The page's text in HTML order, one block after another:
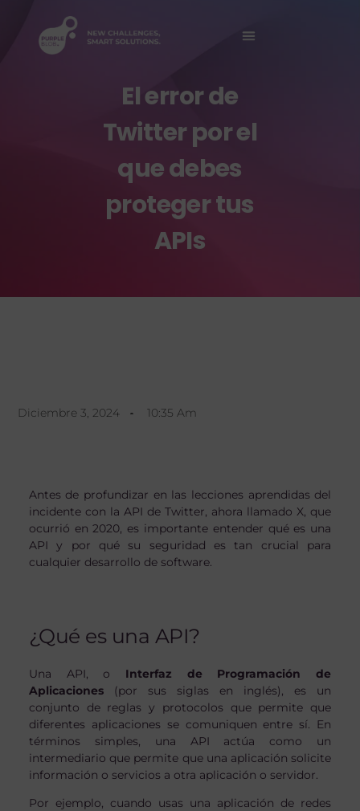
El error de
Twitter por el
que debes
proteger tus
APIs
Diciembre 3, 2024 10:35 Am
Antes de profundizar en las lecciones aprendidas del
incidente con la API de Twitter, ahora llamado X, que
ocurrió en 2020, es importante entender qué es una
API y por qué su seguridad es tan crucial para
cualquier desarrollo de software.
¿Qué es una API?
Una API, o Interfaz de Programación de
Aplicaciones(por sus siglas en inglés), es un
conjunto de reglas y protocolos que permite que
diferentes aplicaciones se comuniquen entre sí. En
términos simples, una API actúa como un
intermediario que permite que una aplicación solicite
información o servicios a otra aplicación o servidor.
Por ejemplo, cuando usas una aplicación de redes